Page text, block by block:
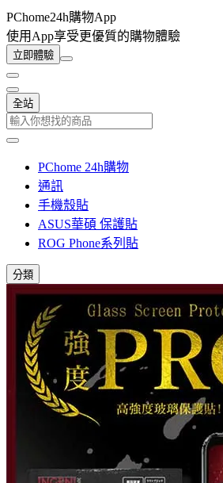
PChome24h購物App
使用App享受更優質的購物體驗
立即體驗
全站
PChome 24h購物
通訊
手機殼貼
ASUS華碩 保護貼
ROG Phone系列貼
分類